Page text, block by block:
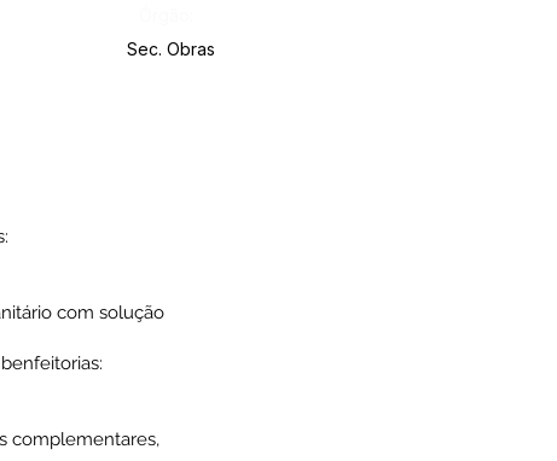
Sec. Obras
com solução
complementares,